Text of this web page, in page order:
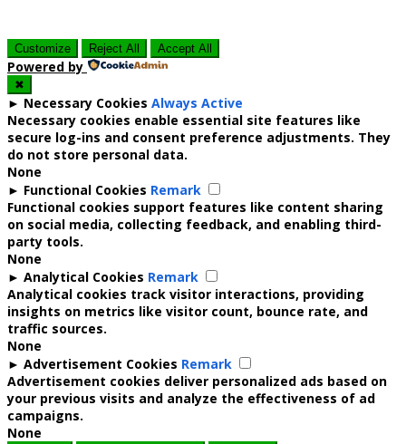
Customize Reject All Accept All
Powered by
✖
► Necessary Cookies Always Active
Necessary cookies enable essential site features like
secure log-ins and consent preference adjustments. They
do not store personal data.
None
► Functional Cookies Remark
Functional cookies support features like content sharing
on social media, collecting feedback, and enabling third-
party tools.
None
► Analytical Cookies Remark
Analytical cookies track visitor interactions, providing
insights on metrics like visitor count, bounce rate, and
traffic sources.
None
► Advertisement Cookies Remark
Advertisement cookies deliver personalized ads based on
your previous visits and analyze the effectiveness of ad
campaigns.
None